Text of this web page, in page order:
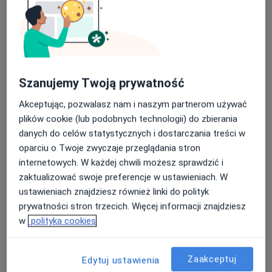
- Manipulacje nerwowo-mięśniowe
Druga i kolejna wizyta: badanie + terapia + USG
Szczegóły
Kolejna wizyta (rozpoczęte leczenie)
Konsultacja osteopatyczna
Szczegóły
Konsultacja osteopatyczna kobiet w ciąży i okresie
okołoporodowym
Szczegóły
Konsultacja z zakresu medycyny naturalnej
Szczegóły
Szanujemy Twoją prywatność
Akceptując, pozwalasz nam i naszym partnerom używać
plików cookie (lub podobnych technologii) do zbierania
danych do celów statystycznych i dostarczania treści w
oparciu o Twoje zwyczaje przeglądania stron
internetowych. W każdej chwili możesz sprawdzić i
zaktualizować swoje preferencje w ustawieniach. W
ustawieniach znajdziesz również linki do polityk
prywatności stron trzecich. Więcej informacji znajdziesz
w polityka cookies
Edytuj ustawienia Zaakceptuj